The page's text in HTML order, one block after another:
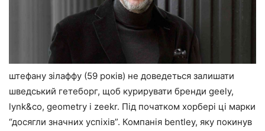
штефану зілаффу (59 років) не доведеться залишати
шведський гетеборг, щоб курирувати бренди geely,
lynk&co, geometry і zeekr. Під початком хорбері ці марки
“досягли значних успіхів”. Компанія bentley, яку покинув